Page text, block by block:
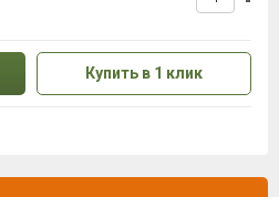
Купить в 1 клик